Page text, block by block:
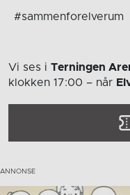
#sammenforelverum
Vi ses i Terningen
klokken 17:00 – når